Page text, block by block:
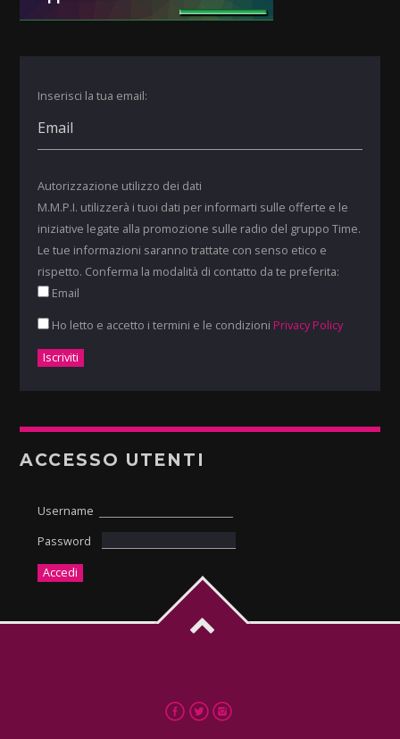
Inserisci la tua email:
Autorizzazione utilizzo dei dati
M.M.P.I. utilizzerà i tuoi dati per informarti sulle offerte e le
iniziative legate alla promozione sulle radio del gruppo Time.
Le tue informazioni saranno trattate con senso etico e
rispetto. Conferma la modalità di contatto da te preferita:
Email
Ho letto e accetto i termini e le condizioni Privacy Policy
ACCESSO UTENTI
Username
Password